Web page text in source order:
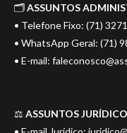
🗂️ASSUNTOS
• Telefone Fixo: (71)
• WhatsApp Geral: (71)
• E-mail:
⚖️ ASSUNTOS